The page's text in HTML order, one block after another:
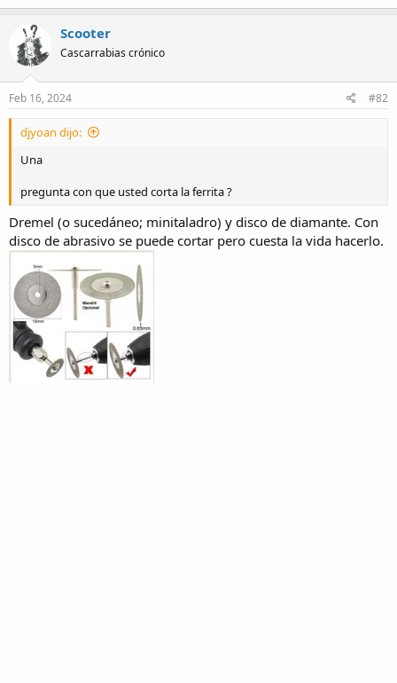
a
c
t
i
o
n
s
Scooter
Cascarrabias crónico
Feb 16, 2024 #82
djyoan dijo:
Una
pregunta con que usted corta la ferrita ?
Dremel (o sucedáneo; minitaladro) y disco de diamante. Con
disco de abrasivo se puede cortar pero cuesta la vida hacerlo.